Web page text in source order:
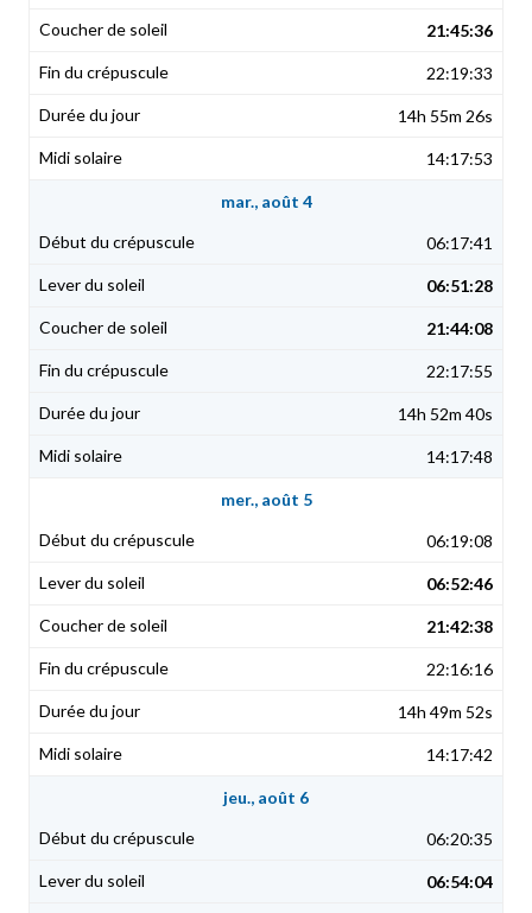
21:45:36
22:19:33
14h 55m 26s
14:17:53
mar., août 4
06:17:41
06:51:28
21:44:08
22:17:55
14h 52m 40s
14:17:48
mer., août 5
06:19:08
06:52:46
21:42:38
22:16:16
14h 49m 52s
14:17:42
jeu., août 6
06:20:35
06:54:04